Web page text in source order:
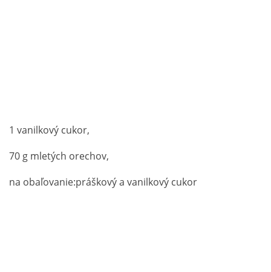
1 vanilkový cukor,
70 g mletých orechov,
na obaľovanie:práškový a vanilkový cukor